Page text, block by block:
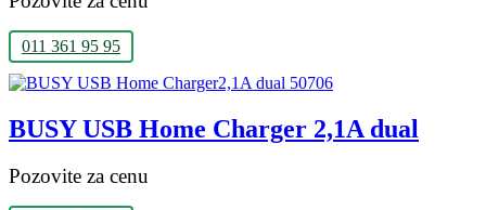
011 361 95 95
BUSY USB Home Charger 2,1A dual
Pozovite za cenu